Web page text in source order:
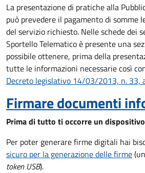
La presentazione di pratiche alla
può prevedere il pagamento di somme
del servizio richiesto. Nelle schede dei
Sportello Telematico è presente una
possibile ottenere, prima della
tutte le informazioni necessarie così
Decreto legislativo 14/03/2013, n. 33,
Firmare documenti
Prima di tutto ti occorre un
Per poter generare firme digitali hai
sicuro per la generazione delle firme
token USB).